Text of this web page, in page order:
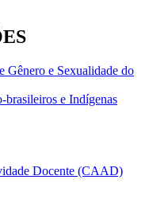
Gênero e Sexualidade do
e Indígenas
Docente (CAAD)